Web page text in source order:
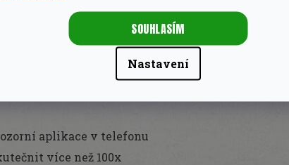
Nastavení
SOUHLASÍM
vodotěsná, snadno se čistí
až na 2 hodiny provozu, 15 minutové až na 12
a iPad pro iOS 14.0 a novější, aplikace pro
aplikace v telefonu
více než 100x